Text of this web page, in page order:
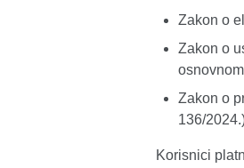
Zakon o
Zakon o
Zakon o
136/
Korisnici